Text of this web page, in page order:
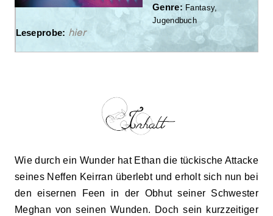
Genre: Fantasy,
Jugendbuch
Leseprobe: hier
Wie durch ein Wunder hat Ethan die tückische Attacke
seines Neffen Keirran überlebt und erholt sich nun bei
den eisernen Feen in der Obhut seiner Schwester
Meghan von seinen Wunden. Doch sein kurzzeitiger